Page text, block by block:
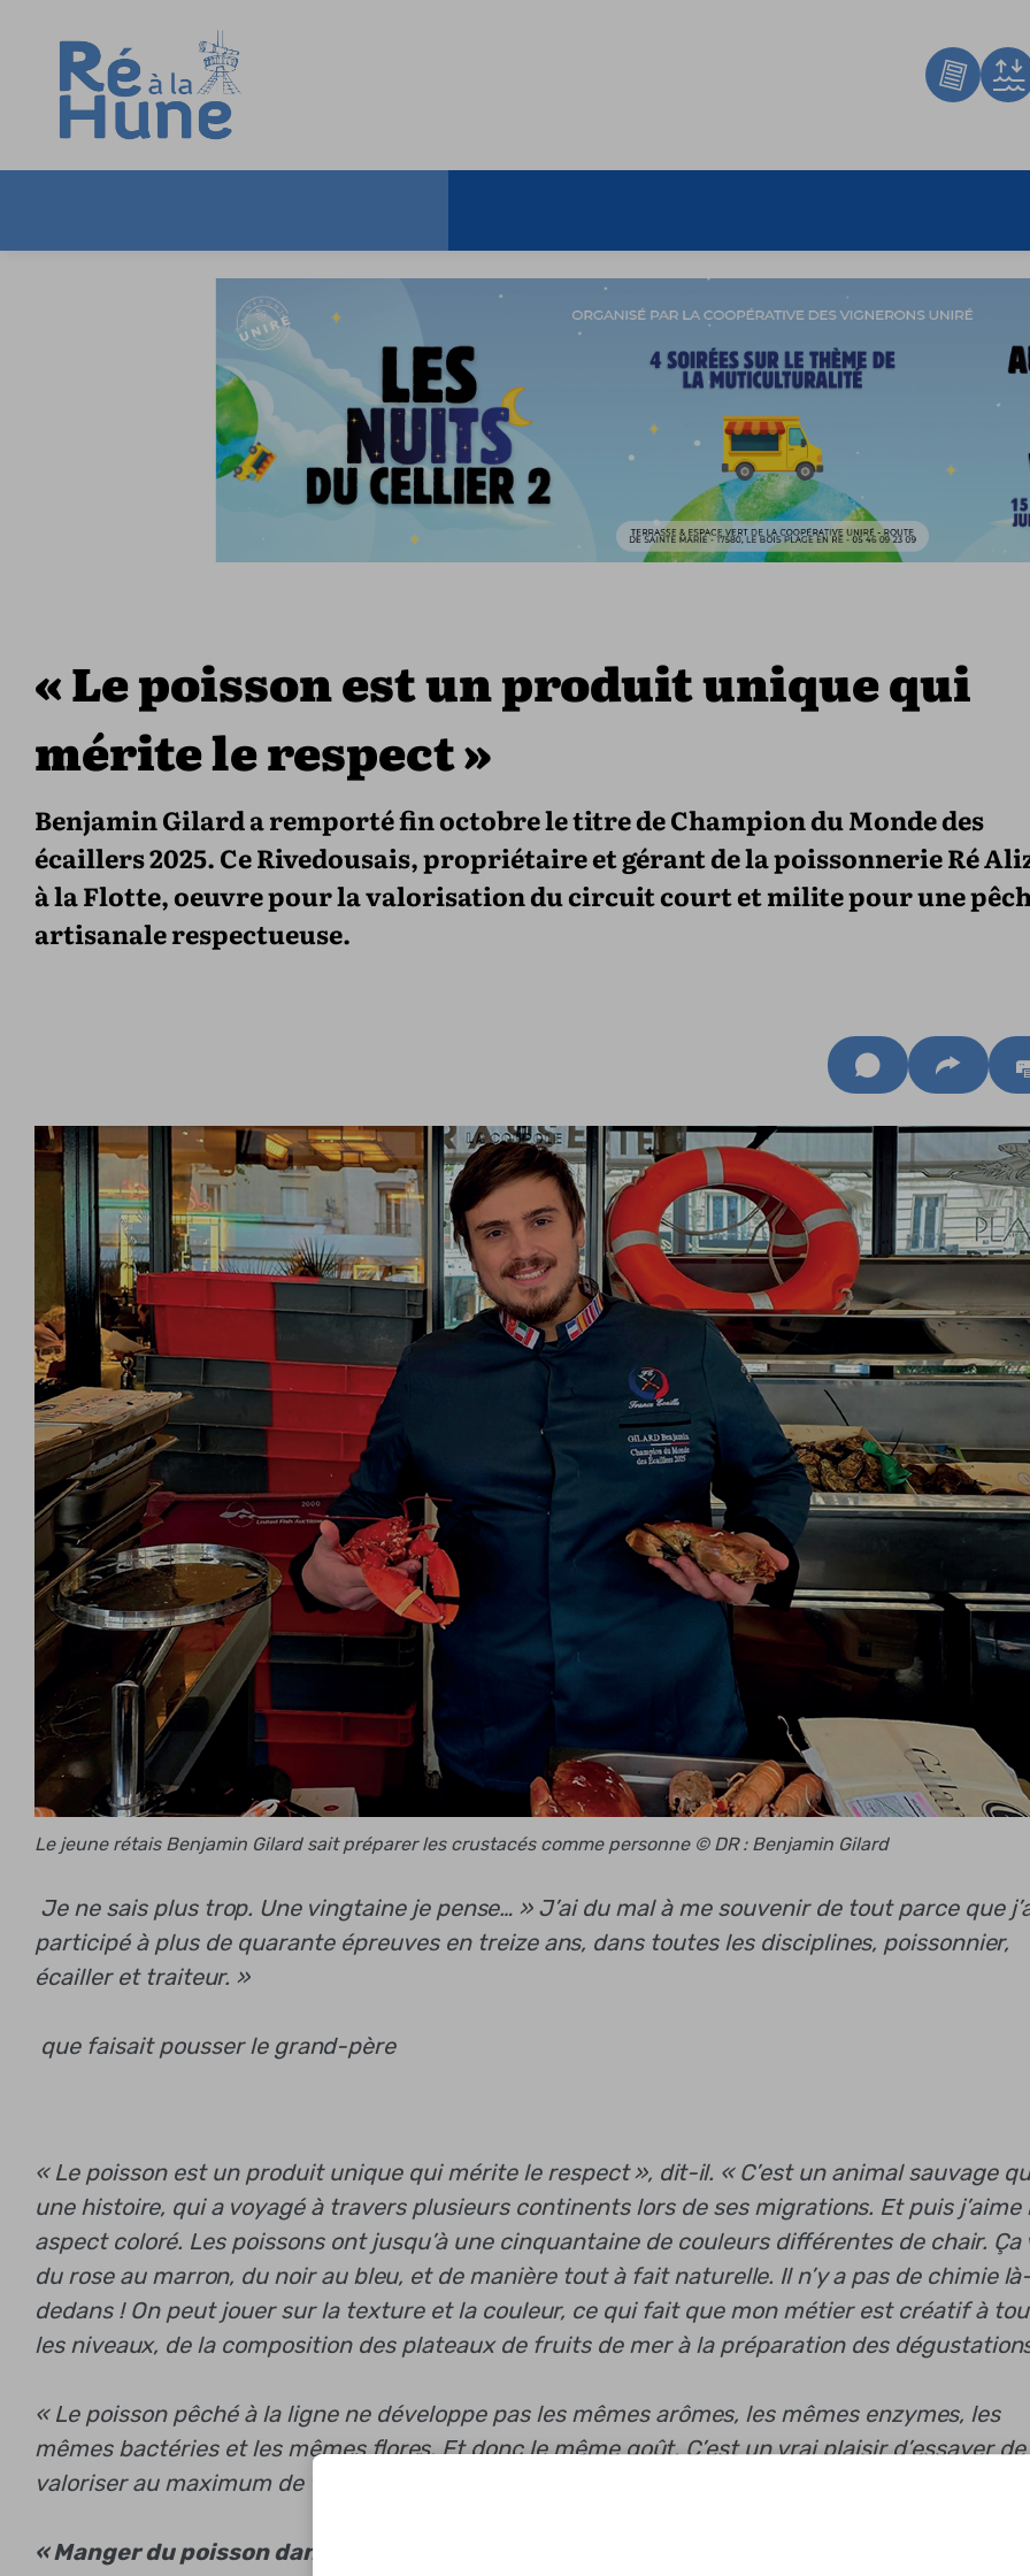
« Le poisson est un produit unique qui
mérite le respect »
Benjamin Gilard a remporté fin octobre le titre de Champion du Monde des
écaillers 2025. Ce Rivedousais, propriétaire et gérant de la poissonnerie Ré
à la Flotte, oeuvre pour la valorisation du circuit court et milite pour une
artisanale respectueuse.
Le jeune rétais Benjamin Gilard sait préparer les crustacés comme personne © DR : Benjamin Gilard
Je ne sais plus trop. Une vingtaine je pense… »J’ai du mal à me souvenir de tout parce que
participé à plus de quarante épreuves en treize ans, dans toutes les disciplines, poissonnier,
écailler et traiteur. »
que faisait pousser le grand-père
« Le poisson est un produit unique qui mérite le respect », dit-il. « C’est un animal sauvage
une histoire, qui a voyagé à travers plusieurs continents lors de ses migrations. Et puis j’aime
aspect coloré. Les poissons ont jusqu’à une cinquantaine de couleurs différentes de chair. Ça
du rose au marron, du noir au bleu, et de manière tout à fait naturelle. Il n’y a pas de chimie
dedans ! On peut jouer sur la texture et la couleur, ce qui fait que mon métier est créatif à
les niveaux, de la composition des plateaux de fruits de mer à la préparation des
« Le poisson pêché à la ligne ne développe pas les mêmes arômes, les mêmes enzymes, les
mêmes bactéries et les mêmes flores. Et donc le même goût. C’est un vrai plaisir d’essayer de
valoriser au maximum de tels produits. »
« Manger du poisson dans trente ans »